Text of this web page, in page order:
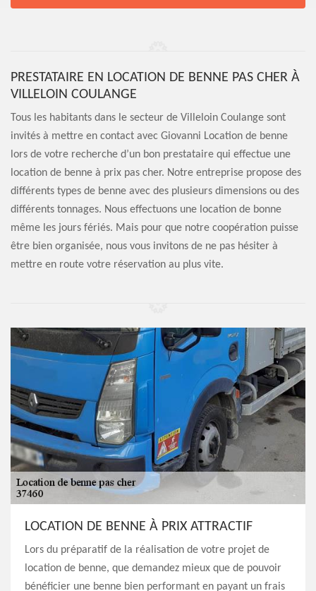
PRESTATAIRE EN LOCATION DE BENNE PAS CHER À
VILLELOIN COULANGE
Tous les habitants dans le secteur de Villeloin Coulange sont
invités à mettre en contact avec Giovanni Location de benne
lors de votre recherche d’un bon prestataire qui effectue une
location de benne à prix pas cher. Notre entreprise propose des
différents types de benne avec des plusieurs dimensions ou des
différents tonnages. Nous effectuons une location de bonne
même les jours fériés. Mais pour que notre coopération puisse
être bien organisée, nous vous invitons de ne pas hésiter à
mettre en route votre réservation au plus vite.
LOCATION DE BENNE À PRIX ATTRACTIF
Lors du préparatif de la réalisation de votre projet de
location de benne, que demandez mieux que de pouvoir
bénéficier une benne bien performant en payant un frais